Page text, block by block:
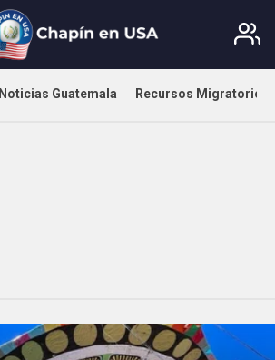
Noticias Guatemala Recursos Migratorios